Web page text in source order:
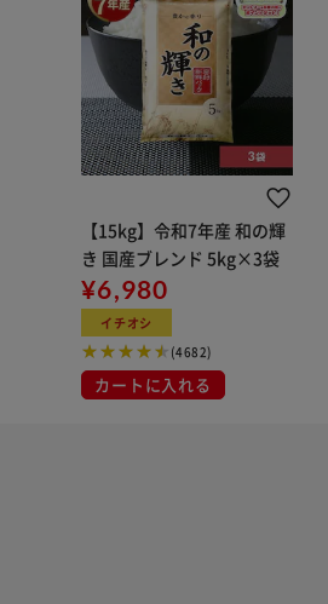
【15kg】令和7年産 和の輝
き 国産ブレンド 5kg×3袋
¥6,980
イチオシ
(4682)
カートに入れる